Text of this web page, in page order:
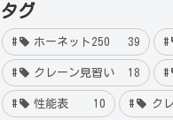
タグ
ホーネット250 39
クレーン見習い 18
性能表 10 ク